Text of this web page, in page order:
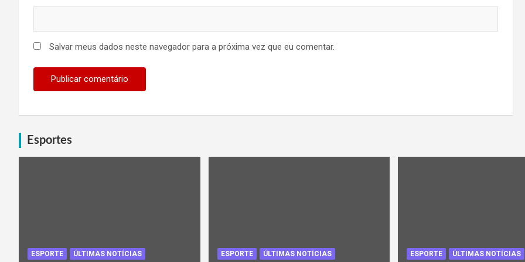
Salvar meus dados neste navegador para a próxima vez que eu comentar.
Esportes
ESPORTE ÚLTIMAS NOTÍCIAS ESPORTE ÚLTIMAS NOTÍCIAS ESPORTE ÚLTIMAS NOTÍCIAS